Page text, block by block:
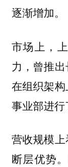
逐渐增加。
市场上，
力，曾推
在组织架
事业部进行
营收规模
断层优势